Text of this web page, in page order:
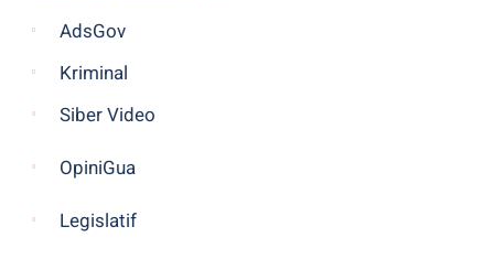
AdsGov
Kriminal
Siber Video
OpiniGua
Legislatif